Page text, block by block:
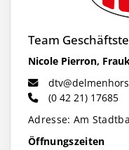
Team
Nicole Pierron,
(0 42 21) 17685
Adresse: Am
Öffnungszeiten